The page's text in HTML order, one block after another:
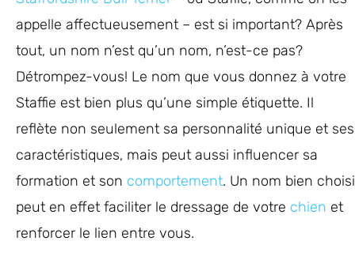
appelle affectueusement – est si important? Après
tout, un nom n’est qu’un nom, n’est-ce pas?
Détrompez-vous! Le nom que vous donnez à votre
Staffie est bien plus qu’une simple étiquette. Il
reflète non seulement sa personnalité unique et ses
caractéristiques, mais peut aussi influencer sa
formation et son comportement. Un nom bien choisi
peut en effet faciliter le dressage de votre chien et
renforcer le lien entre vous.